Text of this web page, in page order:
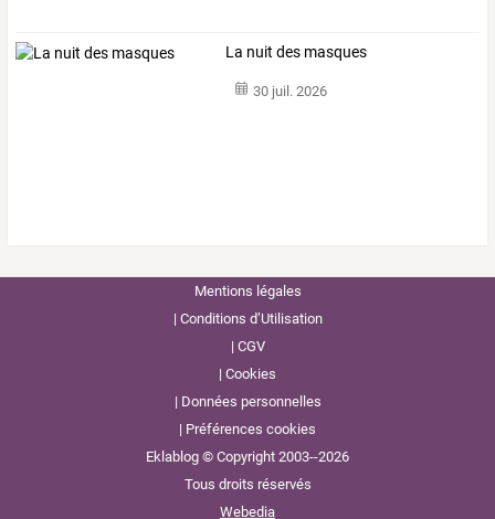
La nuit des masques
30 juil. 2026
Mentions légales
Conditions d’Utilisation
CGV
Cookies
Données personnelles
Préférences cookies
Eklablog © Copyright 2003--2026
Tous droits réservés
Webedia